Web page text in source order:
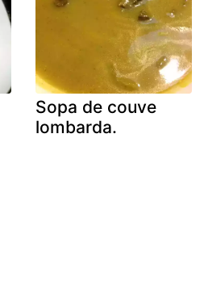
Sopa de couve
lombarda.